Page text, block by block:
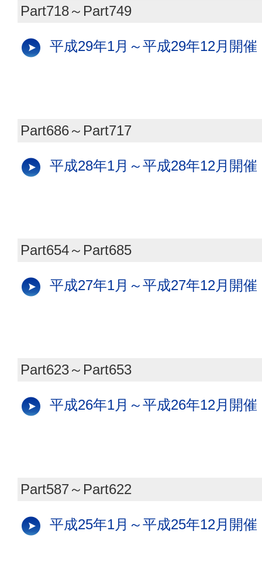
Part718～Part749
平成29年1月～平成29年12月開催
Part686～Part717
平成28年1月～平成28年12月開催
Part654～Part685
平成27年1月～平成27年12月開催
Part623～Part653
平成26年1月～平成26年12月開催
Part587～Part622
平成25年1月～平成25年12月開催